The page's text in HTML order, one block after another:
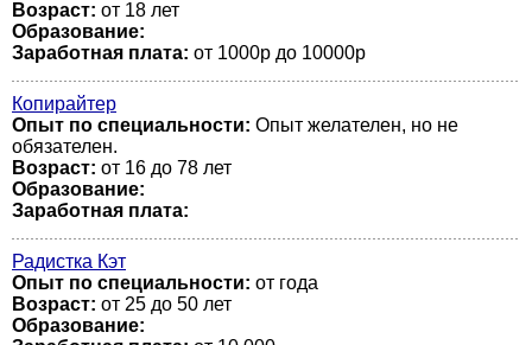
Возраст: от 18 лет
Образование:
Заработная плата: от 1000р до 10000р
Копирайтер
Опыт по специальности: Опыт желателен, но не
обязателен.
Возраст: от 16 до 78 лет
Образование:
Заработная плата:
Радистка Кэт
Опыт по специальности: от года
Возраст: от 25 до 50 лет
Образование: